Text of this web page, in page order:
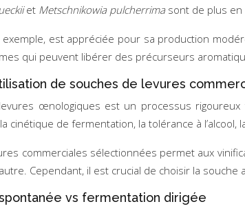
et Metschnikowia pulcherrima sont de plus
exemple, est appréciée pour sa production
qui peuvent libérer des précurseurs
de souches de levures
œnologiques est un processus
cinétique de fermentation, la tolérance à
commerciales sélectionnées permet aux
Cependant, il est crucial de choisir la
vs fermentation dirigée